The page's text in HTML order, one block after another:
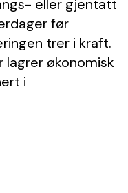
eller gjentatt
før
trer i kraft.
lagrer økonomisk
i